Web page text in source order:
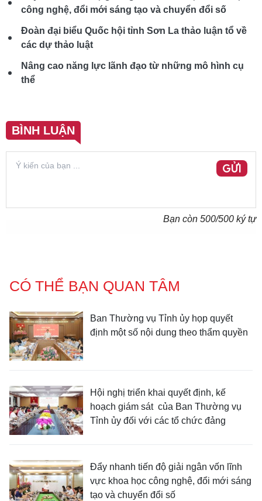
công nghệ, đổi mới sáng tạo và chuyển đổi số
Đoàn đại biểu Quốc hội tỉnh Sơn La thảo luận tổ về
các dự thảo luật
Nâng cao năng lực lãnh đạo từ những mô hình cụ
thể
BÌNH LUẬN
GỬI
Bạn còn 500/500 ký tự
CÓ THỂ BẠN QUAN TÂM
Ban Thường vụ Tỉnh ủy họp quyết
định một số nội dung theo thẩm quyền
Hội nghị triển khai quyết định, kế
hoạch giám sát của Ban Thường vụ
Tỉnh ủy đối với các tổ chức đảng
Đẩy nhanh tiến độ giải ngân vốn lĩnh
vực khoa học công nghệ, đổi mới sáng
tạo và chuyển đổi số